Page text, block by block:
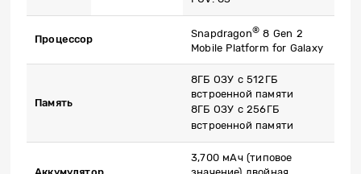
Процессор Snapdragon® 8 Gen 2
Mobile Platform for Galaxy
Память
8ГБ ОЗУ с 512ГБ
встроенной памяти
8ГБ ОЗУ с 256ГБ
встроенной памяти
3,700 мАч (типовое